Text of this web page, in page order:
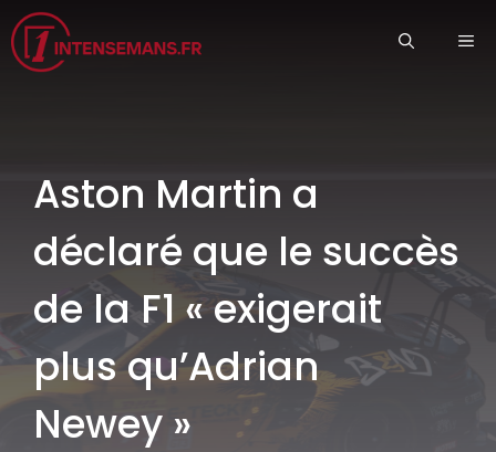
Aller
au
contenu
Aston Martin a
déclaré que le succès
de la F1 « exigerait
plus qu’Adrian
Newey »